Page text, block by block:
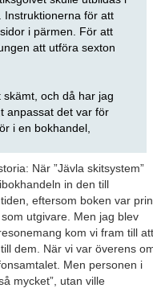
Instruktionerna för att
i pärmen. För att
att utföra sexton
och då har jag
anpassat det var för
i en bokhandel,
När ”Jävla skitsystem”
in den till
eftersom boken var
utgivare. Men jag blev
kom vi fram till att
dem. När vi var överens
Men personen i
mycket”, utan ville